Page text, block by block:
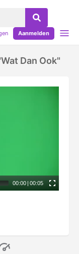
Aanmelden
Dan Ook"
00:00 | 00:05